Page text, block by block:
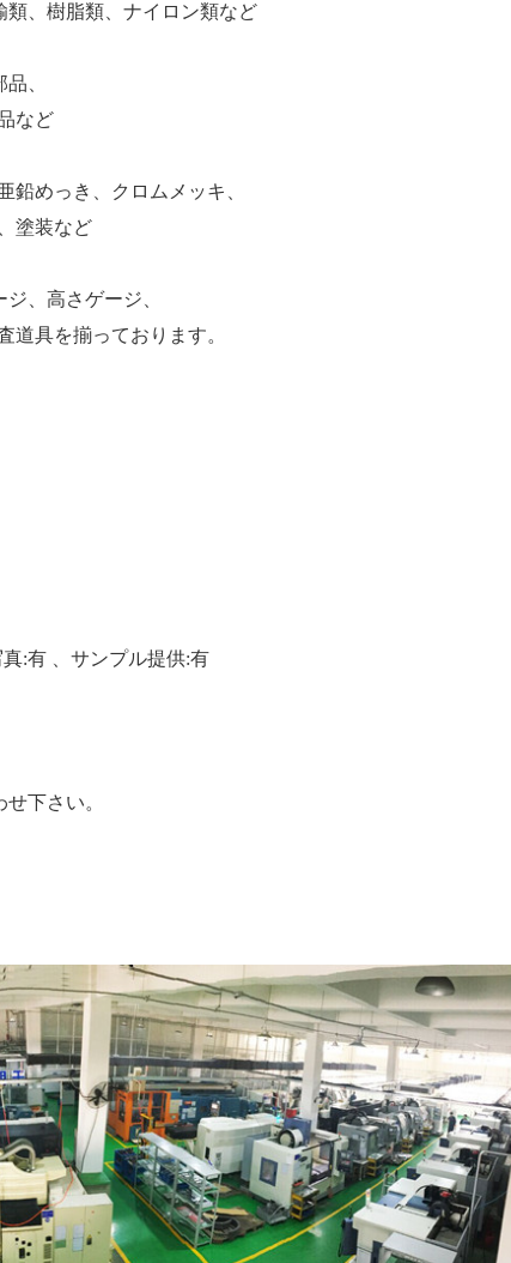
、樹脂類、ナイロン類など
、
など
鉛めっき、クロムメッキ、
塗装など
、高さゲージ、
道具を揃っております。
:有 、サンプル提供:有
下さい。